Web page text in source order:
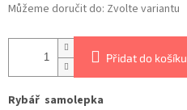
Můžeme doručit do: Zvolte variantu
Přidat do košíku
Rybář samolepka